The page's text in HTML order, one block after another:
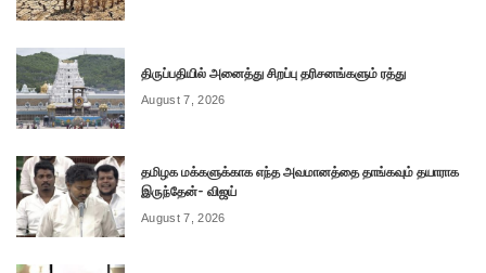
திருப்பதியில் அனைத்து சிறப்பு தரிசனங்களும் ரத்து
August 7, 2026
தமிழக மக்களுக்காக எந்த அவமானத்தை தாங்கவும் தயாராக
இருந்தேன்- விஜய்
August 7, 2026